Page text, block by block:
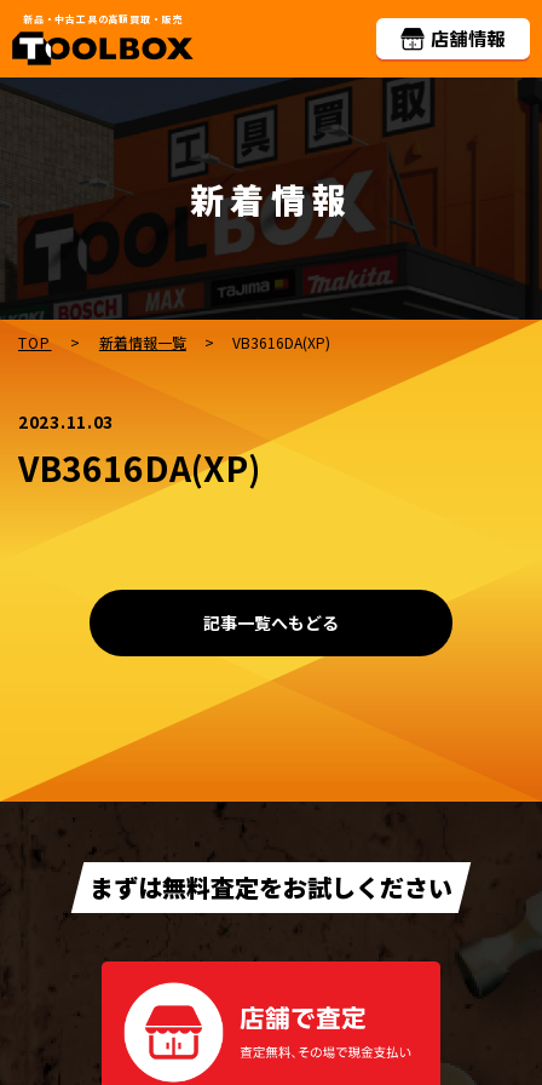
新品・中古工具の高額買取・販売
新着情報
TOP > 新着情報一覧 > VB3616DA(XP)
2023.11.03
VB3616DA(XP)
記事一覧へもどる
まずは無料査定をお試しください